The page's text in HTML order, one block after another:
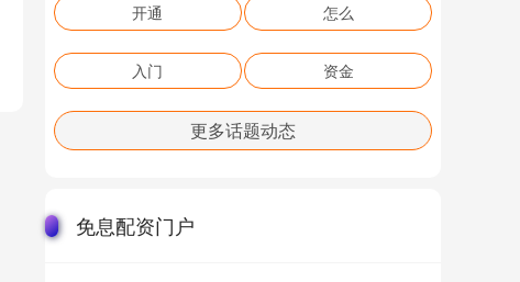
开通 怎么
入门 资金
更多话题动态
免息配资门户